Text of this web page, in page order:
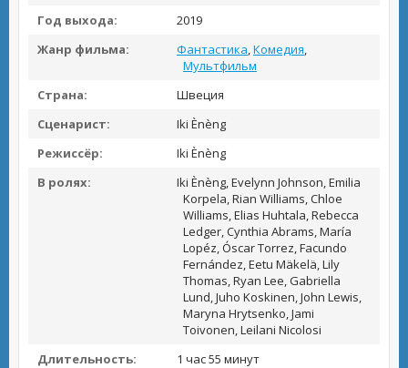
Год выхода:
2019
Жанр фильма:
Фантастика,Комедия,
Мультфильм
Страна:
Швеция
Сценарист:
Iki Ènèng
Режиссёр:
Iki Ènèng
В ролях:
Iki Ènèng, Evelynn Johnson, Emilia
Korpela, Rian Williams, Chloe
Williams, Elias Huhtala, Rebecca
Ledger, Cynthia Abrams, María
Lopéz, Óscar Torrez, Facundo
Fernández, Eetu Mäkelä, Lily
Thomas, Ryan Lee, Gabriella
Lund, Juho Koskinen, John Lewis,
Maryna Hrytsenko, Jami
Toivonen, Leilani Nicolosi
Длительность:
1 час 55 минут